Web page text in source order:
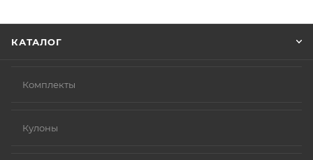
гипоаллергенной бижутерии используются
Нержавеющая сталь.
в сплаве может вызывать реакцию).
КАТАЛОГ
Комплекты
Кулоны